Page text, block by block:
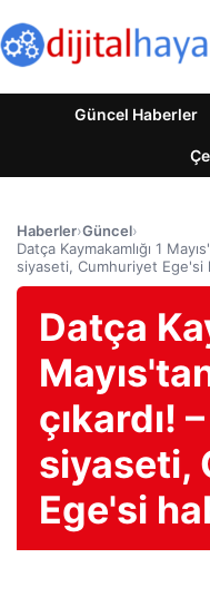
Güncel Haberler
Haberler›Güncel›
Datça Kaymakamlığı 1
siyaseti, Cumhuriyet Ege'si
Datça
çıkardı!
siyaseti,
Ege'si